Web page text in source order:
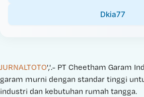
Dkia77
JURNALTOTO','.- PT Cheetham Garam
garam murni dengan standar tinggi
industri dan kebutuhan rumah tangga.